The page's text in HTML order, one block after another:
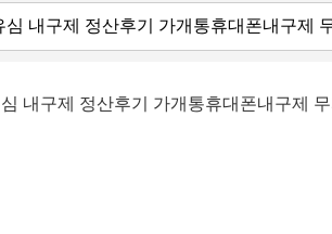
내구제 정산후기 가개통휴대폰내구제